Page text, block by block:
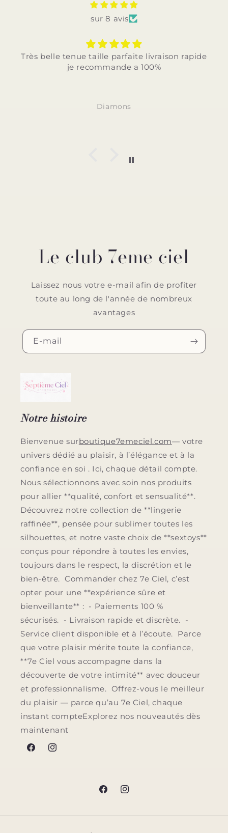
sur 8 avis
Très belle tenue taille parfaite livraison rapide
je recommande a 100%
Diamons
Le club 7eme ciel
Laissez nous votre e-mail afin de profiter
toute au long de l'année de nombreux
avantages
E-mail
Notre histoire
Bienvenue surboutique7emeciel.com— votre
univers dédié au plaisir, à l’élégance et à la
confiance en soi . Ici, chaque détail compte.
Nous sélectionnons avec soin nos produits
pour allier **qualité, confort et sensualité**.
Découvrez notre collection de **lingerie
raffinée**, pensée pour sublimer toutes les
silhouettes, et notre vaste choix de **sextoys**
conçus pour répondre à toutes les envies,
toujours dans le respect, la discrétion et le
bien-être. Commander chez 7e Ciel, c’est
opter pour une **expérience sûre et
bienveillante** : - Paiements 100 %
sécurisés. - Livraison rapide et discrète. -
Service client disponible et à l’écoute. Parce
que votre plaisir mérite toute la confiance,
**7e Ciel vous accompagne dans la
découverte de votre intimité** avec douceur
et professionnalisme. Offrez-vous le meilleur
du plaisir — parce qu’au 7e Ciel, chaque
instant compteExplorez nos nouveautés dès
maintenant
FacebookInstagram
FacebookInstagram